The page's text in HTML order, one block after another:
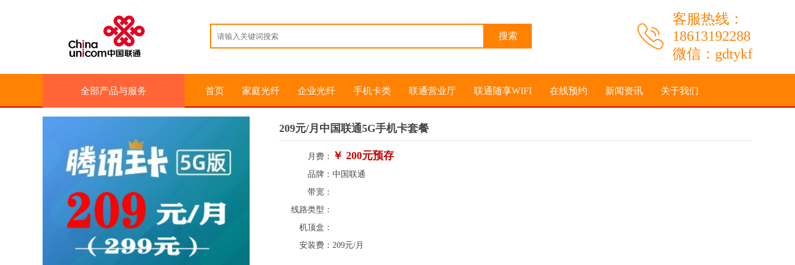
客服热线：
18613192288
微信：gdtykf
全部产品与服务 首页 家庭光纤 企业光纤 手机卡类 联通营业厅 联通随享WIFI 在线预约 新闻资讯 关于我们
209元/月中国联通5G手机卡套餐
月费： ￥ 200元预存
品牌： 中国联通
带宽：
线路类型：
机顶盒：
安装费： 209元/月